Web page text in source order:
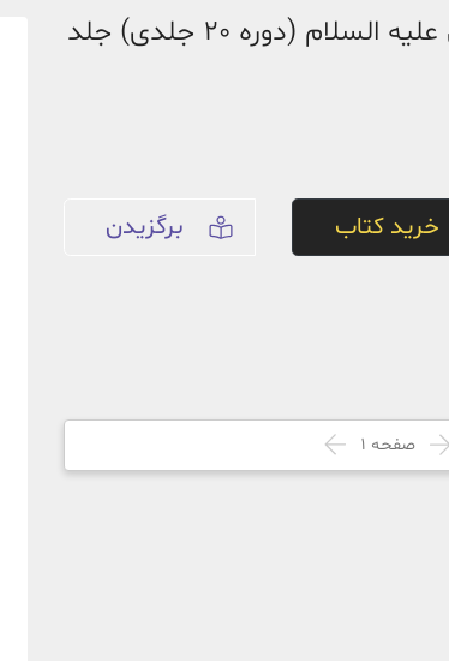
پیام امام امیر المؤمنین علیه السلام (دوره 20 جلدی) جلد
خرید کتاب برگزیدن
صفحه 1